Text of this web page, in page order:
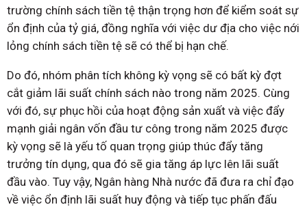
trường chính sách tiền tệ thận trọng hơn để kiểm soát sự
ổn định của tỷ giá, đồng nghĩa với việc dư địa cho việc nới
lỏng chính sách tiền tệ sẽ có thể bị hạn chế.
Do đó, nhóm phân tích không kỳ vọng sẽ có bất kỳ đợt
cắt giảm lãi suất chính sách nào trong năm 2025. Cùng
với đó, sự phục hồi của hoạt động sản xuất và việc đẩy
mạnh giải ngân vốn đầu tư công trong năm 2025 được
kỳ vọng sẽ là yếu tố quan trọng giúp thúc đẩy tăng
trưởng tín dụng, qua đó sẽ gia tăng áp lực lên lãi suất
đầu vào. Tuy vậy, Ngân hàng Nhà nước đã đưa ra chỉ đạo
về việc ổn định lãi suất huy động và tiếp tục phấn đấu